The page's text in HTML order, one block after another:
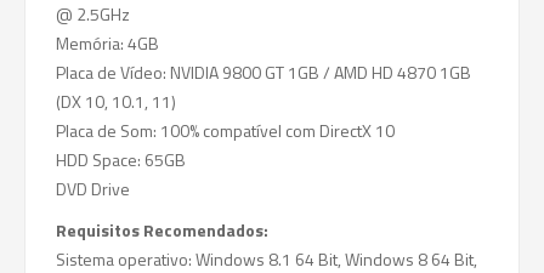
@ 2.5GHz
Memória: 4GB
Placa de Vídeo: NVIDIA 9800 GT 1GB / AMD HD 4870 1GB
(DX 10, 10.1, 11)
Placa de Som: 100% compatível com DirectX 10
HDD Space: 65GB
DVD Drive
Requisitos Recomendados:
Sistema operativo: Windows 8.1 64 Bit, Windows 8 64 Bit,